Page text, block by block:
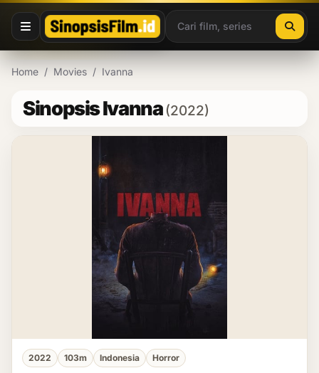
Lewati ke konten
Home / Movies / Ivanna
Sinopsis Ivanna (2022)
2022 103m Indonesia Horror